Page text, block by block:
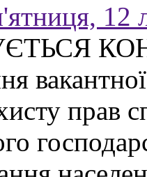
12
вакантної
прав